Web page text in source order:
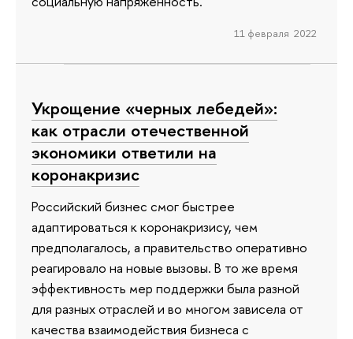
11 февраля 2022
Укрощение «черных лебедей»:
как отрасли отечественной
экономики ответили на
коронакризис
Российский бизнес смог быстрее
адаптироваться к коронакризису, чем
предполагалось, а правительство оперативно
реагировало на новые вызовы. В то же время
эффективность мер поддержки была разной
для разных отраслей и во многом зависела от
качества взаимодействия бизнеса с